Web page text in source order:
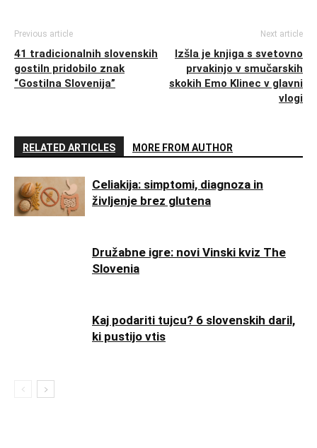
Previous article
41 tradicionalnih slovenskih
gostiln pridobilo znak
“Gostilna Slovenija”
Next article
Izšla je knjiga s svetovno
prvakinjo v smučarskih
skokih Emo Klinec v glavni
vlogi
RELATED ARTICLES MORE FROM AUTHOR
Celiakija: simptomi, diagnoza in
življenje brez glutena
Družabne igre: novi Vinski kviz The
Slovenia
Kaj podariti tujcu? 6 slovenskih daril,
ki pustijo vtis